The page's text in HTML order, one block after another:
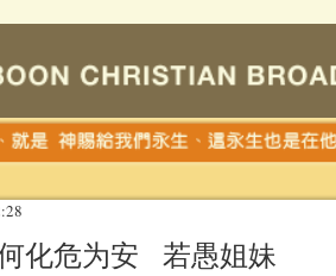
化危为安 若愚姐妹